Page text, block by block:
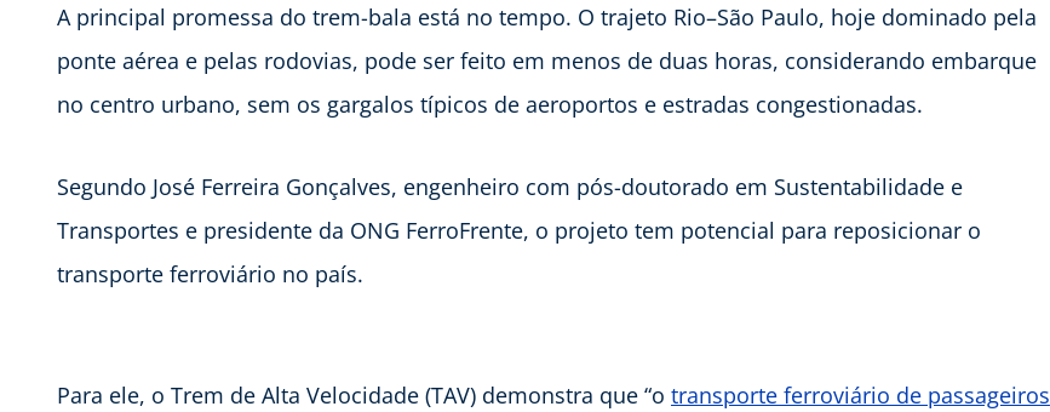
A principal promessa do trem-bala está no tempo. O trajeto Rio–São Paulo, hoje dominado pela
ponte aérea e pelas rodovias, pode ser feito em menos de duas horas, considerando embarque
no centro urbano, sem os gargalos típicos de aeroportos e estradas congestionadas.
Segundo José Ferreira Gonçalves, engenheiro com pós-doutorado em Sustentabilidade e
Transportes e presidente da ONG FerroFrente, o projeto tem potencial para reposicionar o
transporte ferroviário no país.
Para ele, o Trem de Alta Velocidade (TAV) demonstra que “o transporte ferroviário de passageiros